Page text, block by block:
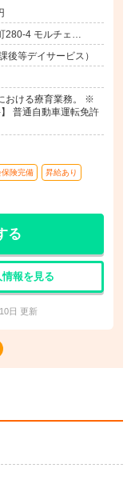
280-4 モルチェ
後等デイサービス）
おける療育業務。 ※
普通自動車運転免許
保険完備 昇給あり
る
情報を見る
日 更新